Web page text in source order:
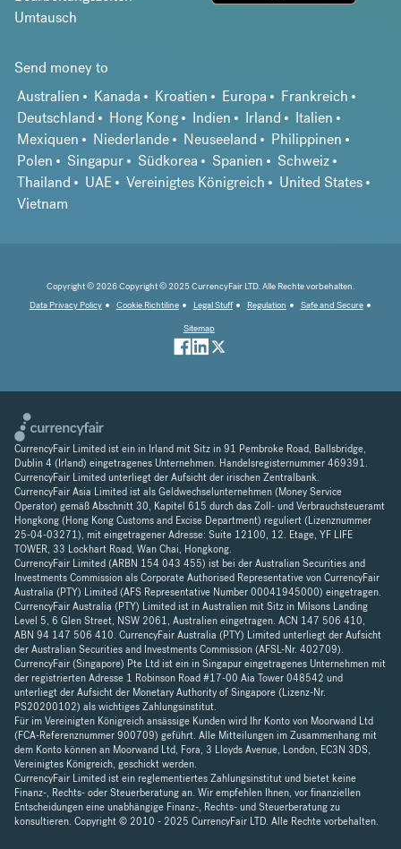
Umtausch
Send money to
Australien
Kanada Kroatien Europa
Frankreich
Deutschland
Hong Kong Indien Irland
Italien
Mexiquen
Niederlande Neuseeland
Philippinen
Polen
Singapur Südkorea Spanien
Schweiz
Thailand
UAE Vereinigtes Königreich
United States
Vietnam
Copyright © 2026 Copyright © 2025 CurrencyFair LTD. Alle Rechte vorbehalten.
Data Privacy Policy
Cookie Richtiline Legal Stuff Regulation
Safe and Secure
Sitemap
CurrencyFair Limited ist ein in Irland mit Sitz in 91 Pembroke Road, Ballsbridge,
Dublin 4 (Irland) eingetragenes Unternehmen. Handelsregisternummer 469391.
CurrencyFair Limited unterliegt der Aufsicht der irischen Zentralbank.
CurrencyFair Asia Limited ist als Geldwechselunternehmen (Money Service
Operator) gemäß Abschnitt 30, Kapitel 615 durch das Zoll- und Verbrauchsteueramt
Hongkong (Hong Kong Customs and Excise Department) reguliert (Lizenznummer
25-04-03271), mit eingetragener Adresse: Suite 12100, 12. Etage, YF LIFE
TOWER, 33 Lockhart Road, Wan Chai, Hongkong.
CurrencyFair Limited (ARBN 154 043 455) ist bei der Australian Securities and
Investments Commission als Corporate Authorised Representative von CurrencyFair
Australia (PTY) Limited (AFS Representative Number 00041945000) eingetragen.
CurrencyFair Australia (PTY) Limited ist in Australien mit Sitz in Milsons Landing
Level 5, 6 Glen Street, NSW 2061, Australien eingetragen. ACN 147 506 410,
ABN 94 147 506 410. CurrencyFair Australia (PTY) Limited unterliegt der Aufsicht
der Australian Securities and Investments Commission (AFSL-Nr. 402709).
CurrencyFair (Singapore) Pte Ltd ist ein in Singapur eingetragenes Unternehmen mit
der registrierten Adresse 1 Robinson Road #17-00 Aia Tower 048542 und
unterliegt der Aufsicht der Monetary Authority of Singapore (Lizenz-Nr.
PS20200102) als wichtiges Zahlungsinstitut.
Für im Vereinigten Königreich ansässige Kunden wird Ihr Konto von Moorwand Ltd
(FCA-Referenznummer 900709) geführt. Alle Mitteilungen im Zusammenhang mit
dem Konto können an Moorwand Ltd, Fora, 3 Lloyds Avenue, London, EC3N 3DS,
Vereinigtes Königreich, geschickt werden.
CurrencyFair Limited ist ein reglementiertes Zahlungsinstitut und bietet keine
Finanz-, Rechts- oder Steuerberatung an. Wir empfehlen Ihnen, vor finanziellen
Entscheidungen eine unabhängige Finanz-, Rechts- und Steuerberatung zu
konsultieren. Copyright © 2010 - 2025 CurrencyFair LTD. Alle Rechte vorbehalten.